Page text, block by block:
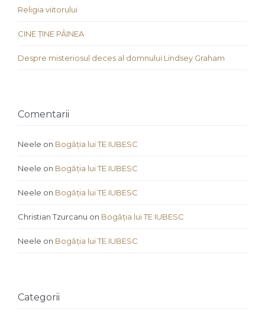
Religia viitorului
CINE ȚINE PÂINEA
Despre misteriosul deces al domnului Lindsey Graham
Comentarii
Neele on Bogăția lui TE IUBESC
Neele on Bogăția lui TE IUBESC
Neele on Bogăția lui TE IUBESC
Christian Tzurcanu on Bogăția lui TE IUBESC
Neele on Bogăția lui TE IUBESC
Categorii